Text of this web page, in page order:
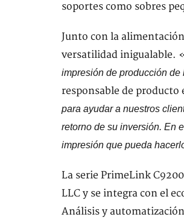
soportes como sobres
Junto con la
versatilidad inigualable.
impresión de producción de
responsable de
para ayudar a nuestros
retorno de su inversión. En
impresión que pueda
La serie PrimeLink
LLC y se integra con el
Análisis y